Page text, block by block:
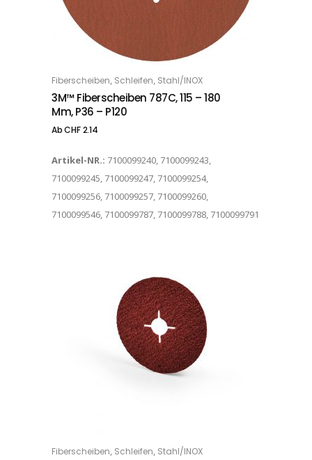
OPTIONS
Fiberscheiben, Schleifen, Stahl/INOX
3M™ Fiberscheiben 787C, 115 – 180
Mm, P36 – P120
AbCHF2.14
Artikel-NR.: 7100099240, 7100099243,
7100099245, 7100099247, 7100099254,
7100099256, 7100099257, 7100099260,
7100099546, 7100099787, 7100099788, 7100099791
OPTIONS
Fiberscheiben, Schleifen, Stahl/INOX